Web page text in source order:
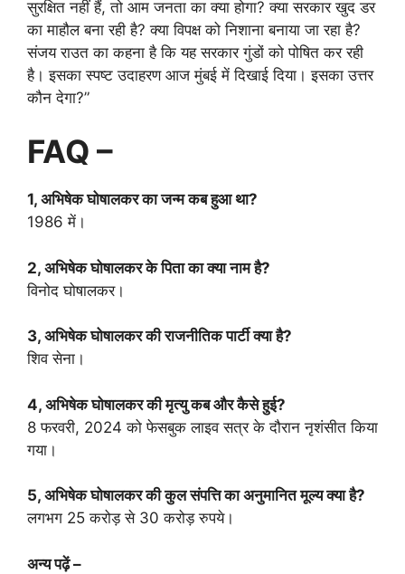
सुरक्षित नहीं हैं, तो आम जनता का क्या होगा? क्या सरकार खुद डर
का माहौल बना रही है? क्या विपक्ष को निशाना बनाया जा रहा है?
संजय राउत का कहना है कि यह सरकार गुंडों को पोषित कर रही
है। इसका स्पष्ट उदाहरण आज मुंबई में दिखाई दिया। इसका उत्तर
कौन देगा?”
FAQ –
1, अभिषेक घोषालकर का जन्म कब हुआ था?
1986 में।
2, अभिषेक घोषालकर के पिता का क्या नाम है?
विनोद घोषालकर।
3, अभिषेक घोषालकर की राजनीतिक पार्टी क्या है?
शिव सेना।
4, अभिषेक घोषालकर की मृत्यु कब और कैसे हुई?
8 फरवरी, 2024 को फेसबुक लाइव सत्र के दौरान नृशंसीत किया
गया।
5, अभिषेक घोषालकर की कुल संपत्ति का अनुमानित मूल्य क्या है?
लगभग 25 करोड़ से 30 करोड़ रुपये।
अन्य पढ़ें –